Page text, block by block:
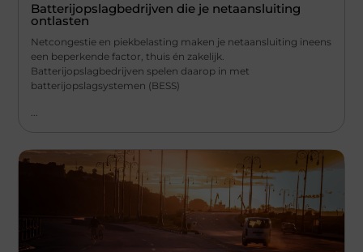
Batterijopslagbedrijven die je netaansluiting
ontlasten
Netcongestie en piekbelasting maken je netaansluiting ineens
een beperkende factor, thuis én zakelijk.
Batterijopslagbedrijven spelen daarop in met
batterijopslagsystemen (BESS)